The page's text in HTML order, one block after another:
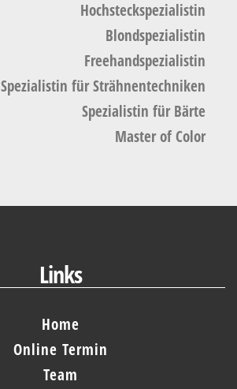
Hochsteckspezialistin
Blondspezialistin
Freehandspezialistin
Spezialistin für Strähnentechniken
Spezialistin für Bärte
Master of Color
Links
Home
Online Termin
Team